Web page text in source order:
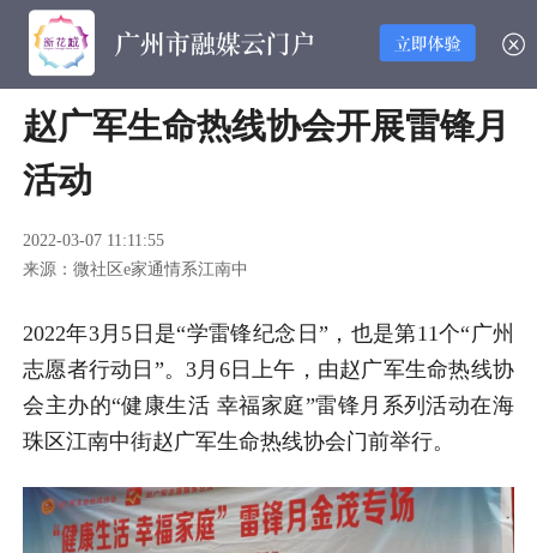
赵广军生命热线协会开展雷锋月
活动
2022-03-07 11:11:55
来源：微社区e家通情系江南中
2022年3月5日是“学雷锋纪念日”，也是第11个“广州
志愿者行动日”。3月6日上午，由赵广军生命热线协
会主办的“健康生活 幸福家庭”雷锋月系列活动在海
珠区江南中街赵广军生命热线协会门前举行。